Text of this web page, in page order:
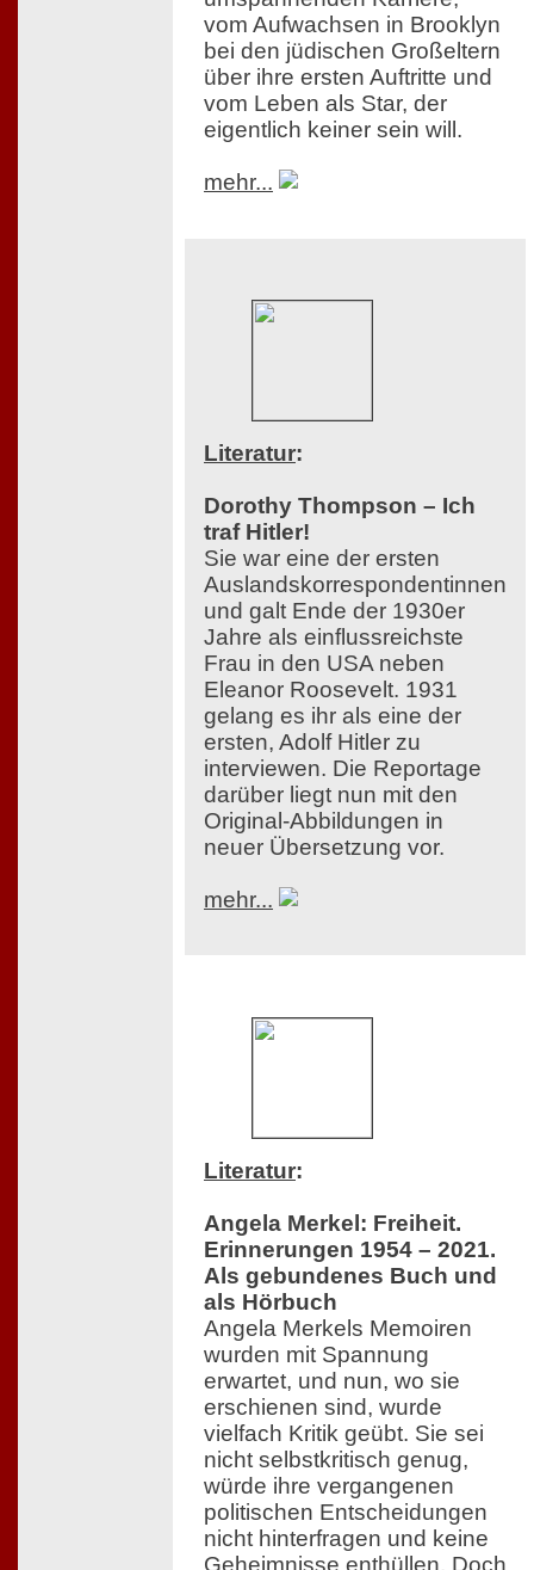
vom Aufwachsen in Brooklyn
bei den jüdischen Großeltern
über ihre ersten Auftritte und
vom Leben als Star, der
eigentlich keiner sein will.
mehr...
Literatur:
Dorothy Thompson – Ich
traf Hitler!
Sie war eine der ersten
Auslandskorrespondentinnen
und galt Ende der 1930er
Jahre als einflussreichste
Frau in den USA neben
Eleanor Roosevelt. 1931
gelang es ihr als eine der
ersten, Adolf Hitler zu
interviewen. Die Reportage
darüber liegt nun mit den
Original-Abbildungen in
neuer Übersetzung vor.
mehr...
Literatur:
Angela Merkel: Freiheit.
Erinnerungen 1954 – 2021.
Als gebundenes Buch und
als Hörbuch
Angela Merkels Memoiren
wurden mit Spannung
erwartet, und nun, wo sie
erschienen sind, wurde
vielfach Kritik geübt. Sie sei
nicht selbstkritisch genug,
würde ihre vergangenen
politischen Entscheidungen
nicht hinterfragen und keine
Geheimnisse enthüllen. Doch